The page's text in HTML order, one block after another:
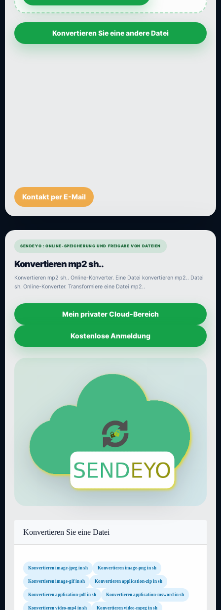
Konvertieren Sie eine andere Datei
Kontakt per E-Mail
SENDEYO : ONLINE-SPEICHERUNG UND FREIGABE VON DATEIEN
Konvertieren mp2 sh..
Konvertieren mp2 sh.. Online-Konverter. Eine Datei konvertieren mp2.. Datei
sh. Online-Konverter. Transformiere eine Datei mp2..
Mein privater Cloud-Bereich
Kostenlose Anmeldung
Konvertieren Sie eine Datei
Konvertieren image-jpeg in sh Konvertieren image-png in sh
Konvertieren image-gif in sh Konvertieren application-zip in sh
Konvertieren application-pdf in sh Konvertieren application-msword in sh
Konvertieren video-mp4 in sh Konvertieren video-mpeg in sh